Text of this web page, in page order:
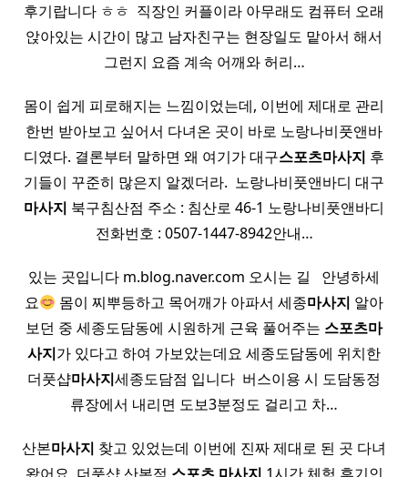
후기랍니다 ㅎㅎ ​ 직장인 커플이라 아무래도 컴퓨터 오래
앉아있는 시간이 많고 남자친구는 현장일도 맡아서 해서
그런지 요즘 계속 어깨와 허리…
몸이 쉽게 피로해지는 느낌이었는데, 이번에 제대로 관리
한번 받아보고 싶어서 다녀온 곳이 바로 노랑나비풋앤바
디였다. 결론부터 말하면 왜 여기가 대구스포츠마사지 후
기들이 꾸준히 많은지 알겠더라. ​ 노랑나비풋앤바디 대구
마사지 북구침산점 주소 : 침산로 46-1 노랑나비풋앤바디
전화번호 : 0507-1447-8942안내…
있는 곳입니다 m.blog.naver.com 오시는 길 ​ ​ 안녕하세
요
몸이 찌뿌등하고 목어깨가 아파서 세종마사지 알아
보던 중 세종도담동에 시원하게 근육 풀어주는 스포츠마
사지가 있다고 하여 가보았는데요 세종도담동에 위치한
더풋샵마사지세종도담점 입니다 ​ 버스이용 시 도담동정
류장에서 내리면 도보3분정도 걸리고 차…
산본마사지 찾고 있었는데 이번에 진짜 제대로 된 곳 다녀